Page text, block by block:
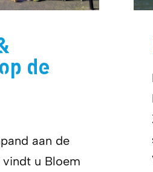
de
aan de
u Bloem